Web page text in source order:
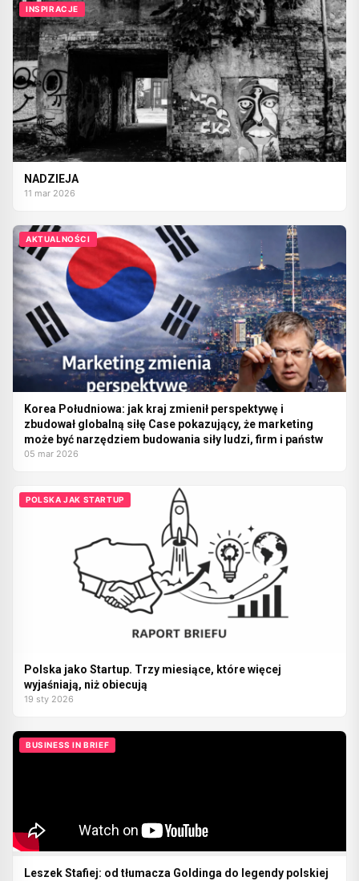
INSPIRACJE
NADZIEJA
11 mar 2026
AKTUALNOŚCI
Korea Południowa: jak kraj zmienił perspektywę i
zbudował globalną siłę Case pokazujący, że marketing
może być narzędziem budowania siły ludzi, firm i państw
05 mar 2026
POLSKA JAK STARTUP
Polska jako Startup. Trzy miesiące, które więcej
wyjaśniają, niż obiecują
19 sty 2026
BUSINESS IN BRIEF
Leszek Stafiej: od tłumacza Goldinga do legendy polskiej